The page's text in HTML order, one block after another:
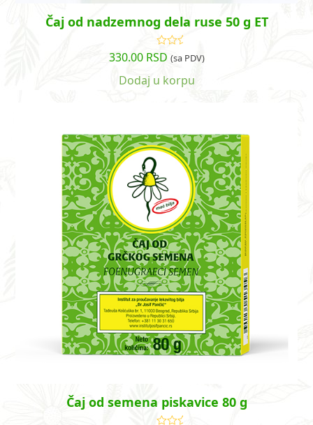
Čaj od nadzemnog dela ruse 50 g ET
Ocenjeno
sa5.00od
330.00 RSD (sa PDV)
Dodaj u korpu
Čaj od semena piskavice 80 g